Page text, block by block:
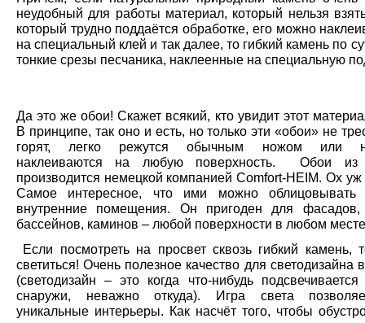
неудобный для работы материал, который нельзя
который трудно поддаётся обработке, его можно
на специальный клей и так далее, то гибкий камень по
тонкие срезы песчаника, наклеенные на специальную
Да это же обои! Скажет всякий, кто увидит этот
В принципе, так оно и есть, но только эти «обои» не
горят, легко режутся обычным ножом или
наклеиваются на любую поверхность. Обои из
производится немецкой компанией Comfort-HEIM. Ох
Самое интересное, что ими можно облицовывать
внутренние помещения. Он пригоден для фасадов,
бассейнов, каминов – любой поверхности в любом
Если посмотреть на просвет сквозь гибкий камень,
светиться! Очень полезное качество для светодизайна
(светодизайн – это когда что-нибудь
снаружи, неважно откуда). Игра света
уникальные интерьеры. Как насчёт того, чтобы